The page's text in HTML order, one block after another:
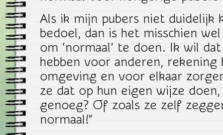
Als ik mijn pubers niet duidelijk
bedoel, dan is het misschien
om ‘normaal’ te doen. Ik wil
hebben voor anderen, rekening
omgeving en voor elkaar
ze dat op hun eigen wijze
genoeg? Of zoals ze zelf
normaal!”